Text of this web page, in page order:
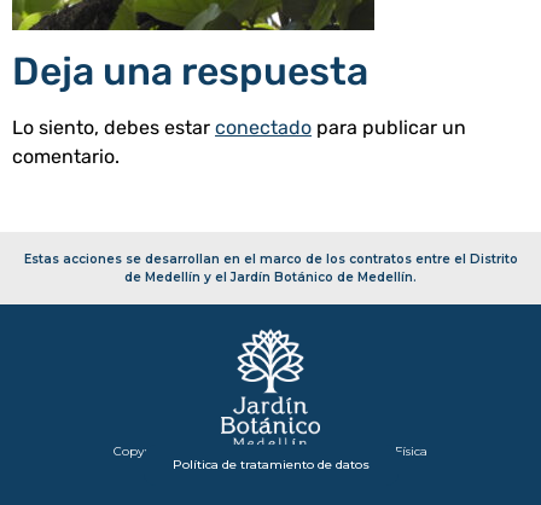
Deja una respuesta
Lo siento, debes estar conectado para publicar un
comentario.
Estas acciones se desarrollan en el marco de los contratos entre el Distrito
de Medellín y el Jardín Botánico de Medellín.
Copyright 2026 – Secretaría de Infraestructura Física
Política de tratamiento de datos